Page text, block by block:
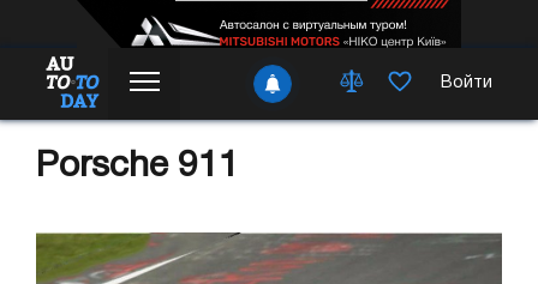
Войти
Porsche 911